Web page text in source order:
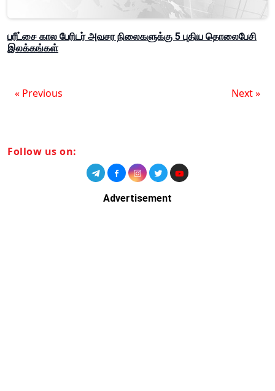
பரீட்சை கால பேரிடர் அவசர நிலைகளுக்கு 5 புதிய தொலைபேசி
இலக்கங்கள்
« Previous Next »
Follow us on:
Advertisement